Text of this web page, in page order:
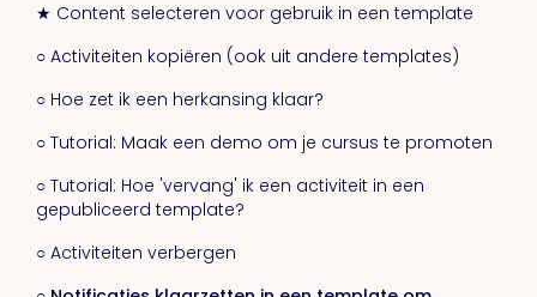
★ Content selecteren voor gebruik in een template
○ Activiteiten kopiëren (ook uit andere templates)
○ Hoe zet ik een herkansing klaar?
○ Tutorial: Maak een demo om je cursus te promoten
○ Tutorial: Hoe 'vervang' ik een activiteit in een
gepubliceerd template?
○ Activiteiten verbergen